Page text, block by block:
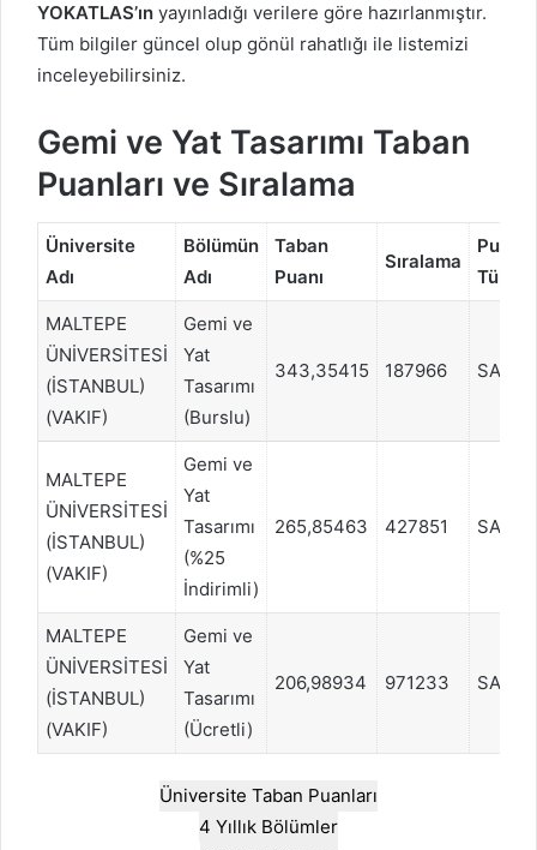
YOKATLAS’ın yayınladığı verilere göre hazırlanmıştır.
Tüm bilgiler güncel olup gönül rahatlığı ile listemizi
inceleyebilirsiniz.
Gemi ve Yat Tasarımı Taban
Puanları ve Sıralama
Üniversite
Adı
Bölümün
Adı
Taban
Puanı
Sıralama
Puan
Türü
MALTEPE
ÜNİVERSİTESİ
(İSTANBUL)
(VAKIF)
Gemi ve
Yat
Tasarımı
(Burslu)
343,35415 187966 SAY
MALTEPE
ÜNİVERSİTESİ
(İSTANBUL)
(VAKIF)
Gemi ve
Yat
Tasarımı
(%25
İndirimli)
265,85463 427851 SAY
MALTEPE
ÜNİVERSİTESİ
(İSTANBUL)
(VAKIF)
Gemi ve
Yat
Tasarımı
(Ücretli)
206,98934 971233 SAY
Üniversite Taban Puanları
4 Yıllık Bölümler